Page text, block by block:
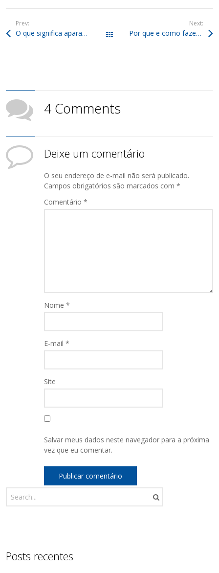
Prev:
O que significa aparas de papel e como podem ser usadas? Todos os posts
Next:
Por que e como fazer gerenciamento de resíduos nas empresas?
4 Comments
Deixe um comentário
O seu endereço de e-mail não será publicado.
Campos obrigatórios são marcados com*
Comentário*
Nome*
E-mail*
Site
Salvar meus dados neste navegador para a próxima
vez que eu comentar.
Posts recentes